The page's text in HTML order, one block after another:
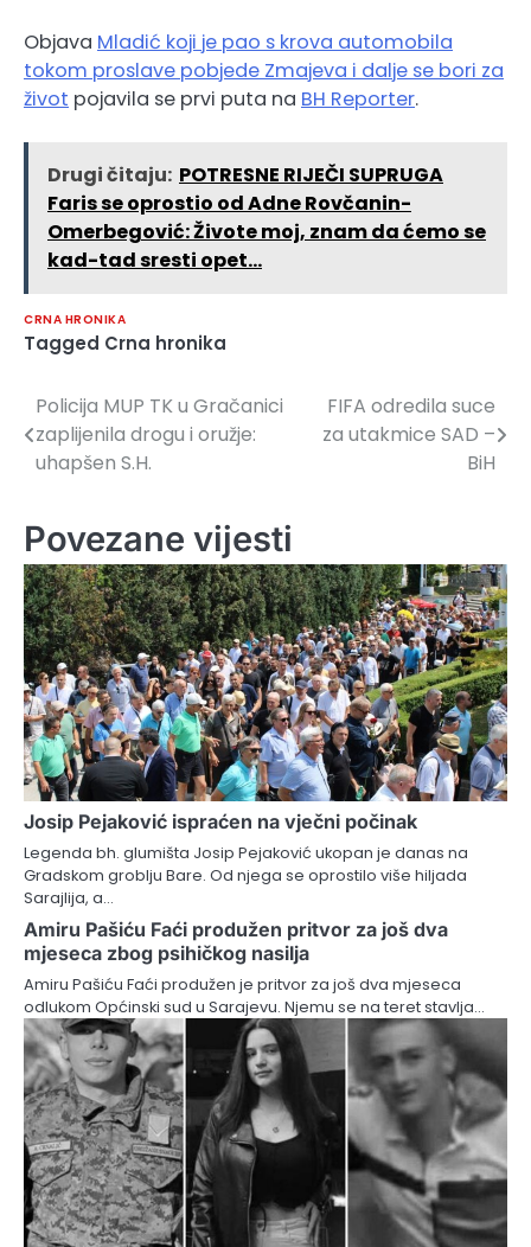
Objava Mladić koji je pao s krova automobila
tokom proslave pobjede Zmajeva i dalje se bori za
život pojavila se prvi puta na BH Reporter.
Drugi čitaju: POTRESNE RIJEČI SUPRUGA
Faris se oprostio od Adne Rovčanin-
Omerbegović: Živote moj, znam da ćemo se
kad-tad sresti opet…
CRNA HRONIKA
Tagged Crna hronika
Navigacija
članaka
Policija MUP TK u Gračanici
zaplijenila drogu i oružje:
uhapšen S.H.
FIFA odredila suce
za utakmice SAD –
BiH
Povezane vijesti
Josip Pejaković ispraćen na vječni počinak
Legenda bh. glumišta Josip Pejaković ukopan je danas na
Gradskom groblju Bare. Od njega se oprostilo više hiljada
Sarajlija, a…
Amiru Pašiću Faći produžen pritvor za još dva
mjeseca zbog psihičkog nasilja
Amiru Pašiću Faći produžen je pritvor za još dva mjeseca
odlukom Općinski sud u Sarajevu. Njemu se na teret stavlja…